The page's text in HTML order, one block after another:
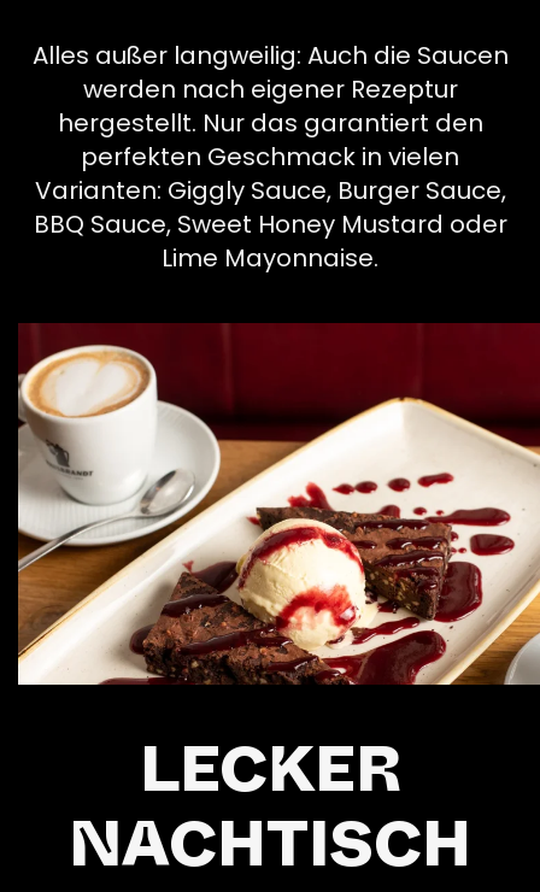
Alles außer langweilig: Auch die Saucen
werden nach eigener Rezeptur
hergestellt. Nur das garantiert den
perfekten Geschmack in vielen
Varianten: Giggly Sauce, Burger Sauce,
BBQ Sauce, Sweet Honey Mustard oder
Lime Mayonnaise.
LECKER
NACHTISCH